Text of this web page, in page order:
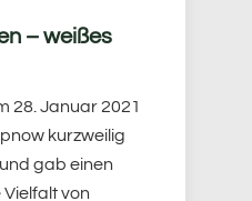
– weißes
28. Januar 2021
kurzweilig
gab einen
Vielfalt von